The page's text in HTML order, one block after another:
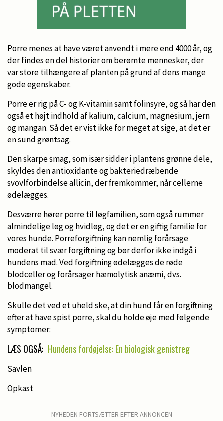
Porre menes at have været anvendt i mere end 4000 år, og
der findes en del historier om berømte mennesker, der
var store tilhængere af planten på grund af dens mange
gode egenskaber.
Porre er rig på C- og K-vitamin samt folinsyre, og så har den
også et højt indhold af kalium, calcium, magnesium, jern
og mangan. Så det er vist ikke for meget at sige, at det er
en sund grøntsag.
Den skarpe smag, som især sidder i plantens grønne dele,
skyldes den antioxidante og bakteriedræbende
svovlforbindelse allicin, der fremkommer, når cellerne
ødelægges.
Desværre hører porre til løgfamilien, som også rummer
almindelige løg og hvidløg, og det er en giftig familie for
vores hunde. Porreforgiftning kan nemlig forårsage
moderat til svær forgiftning og bør derfor ikke indgå i
hundens mad. Ved forgiftning ødelægges de røde
blodceller og forårsager hæmolytisk anæmi, dvs.
blodmangel.
Skulle det ved et uheld ske, at din hund får en forgiftning
efter at have spist porre, skal du holde øje med følgende
symptomer:
LÆS OGSÅ: Hundens fordøjelse: En biologisk genistreg
Savlen
Opkast
NYHEDEN FORTSÆTTER EFTER ANNONCEN